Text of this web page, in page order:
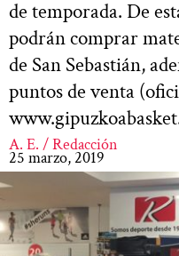
de temporada. De
podrán comprar
de San Sebastián,
puntos de venta
A. E. / Redacción
25 marzo, 2019